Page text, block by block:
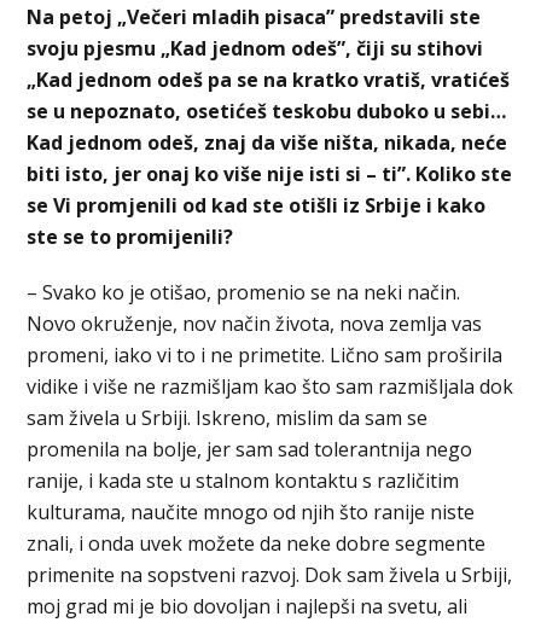
Na petoj „Večeri mladih pisaca” predstavili ste
svoju pjesmu „Kad jednom odeš”, čiji su stihovi
„Kad jednom odeš pa se na kratko vratiš, vratićeš
se u nepoznato, osetićeš teskobu duboko u sebi…
Kad jednom odeš, znaj da više ništa, nikada, neće
biti isto, jer onaj ko više nije isti si – ti”. Koliko ste
se Vi promjenili od kad ste otišli iz Srbije i kako
ste se to promijenili?
– Svako ko je otišao, promenio se na neki način.
Novo okruženje, nov način života, nova zemlja vas
promeni, iako vi to i ne primetite. Lično sam proširila
vidike i više ne razmišljam kao što sam razmišljala dok
sam živela u Srbiji. Iskreno, mislim da sam se
promenila na bolje, jer sam sad tolerantnija nego
ranije, i kada ste u stalnom kontaktu s različitim
kulturama, naučite mnogo od njih što ranije niste
znali, i onda uvek možete da neke dobre segmente
primenite na sopstveni razvoj. Dok sam živela u Srbiji,
moj grad mi je bio dovoljan i najlepši na svetu, ali